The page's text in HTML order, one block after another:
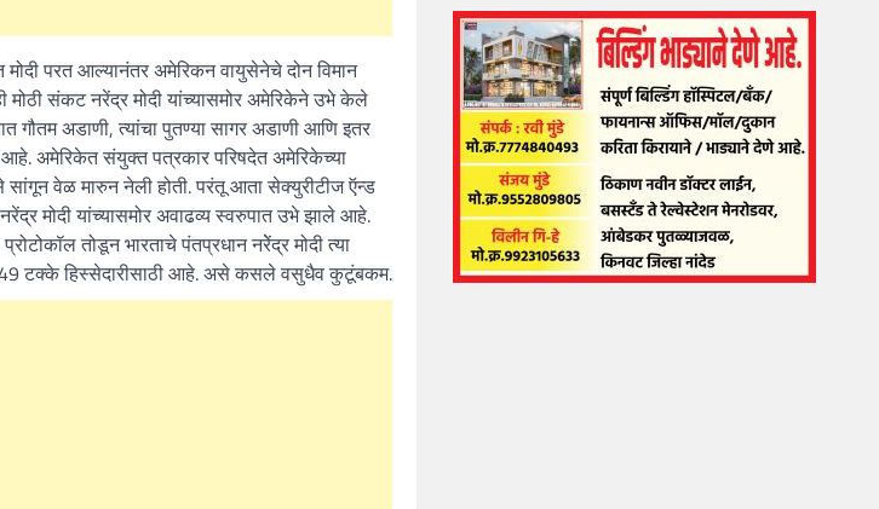
परत आल्यानंतर अमेरिकन वायुसेनेचे दोन विमान
मोठी संकट नरेंद्र मोदी यांच्यासमोर अमेरिकेने उभे केले
अडाणी, त्यांचा पुतण्या सागर अडाणी आणि इतर
आहे. अमेरिकेत संयुक्त पत्रकार परिषदेत अमेरिकेच्या
सांगून वेळ मारुन नेली होती. परंतू आता सेक्युरीटीज ऍन्ड
मोदी यांच्यासमोर अवाढव्य स्वरुपात उभे झाले आहे.
तोडून भारताचे पंतप्रधान नरेेंद्र मोदी त्या
49 टक्के हिस्सेदारीसाठी आहे. असे कसले वसुधैव कुटूंबकम.